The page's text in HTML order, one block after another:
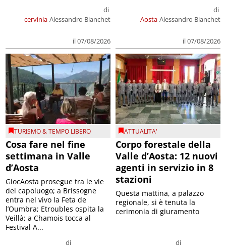
cervinia
di
Alessandro Bianchet
il 07/08/2026
Aosta
di
Alessandro Bianchet
il 07/08/2026
TURISMO & TEMPO LIBERO
Cosa fare nel fine
settimana in Valle
d’Aosta
di
GiocAosta prosegue tra le vie
del capoluogo; a Brissogne
entra nel vivo la Feta de
l’Oumbra; Etroubles ospita la
Veillà; a Chamois tocca al
Festival A...
ATTUALITA'
Corpo forestale della
Valle d’Aosta: 12 nuovi
agenti in servizio in 8
stazioni
di
Questa mattina, a palazzo
regionale, si è tenuta la
cerimonia di giuramento